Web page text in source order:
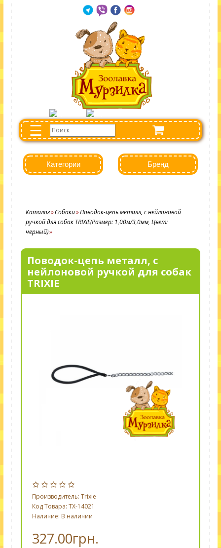
☰
Категории Бренд
Каталог Собаки Поводок-цепь металл, с нейлоновой
ручкой для собак TRIXIE(Размер: 1,00м/3,0мм, Цвет:
черный)
Поводок-цепь металл, с
нейлоновой ручкой для собак
TRIXIE
Производитель: Trixie
Код Товара: TX-14021
Наличие: В наличии
327.00грн.